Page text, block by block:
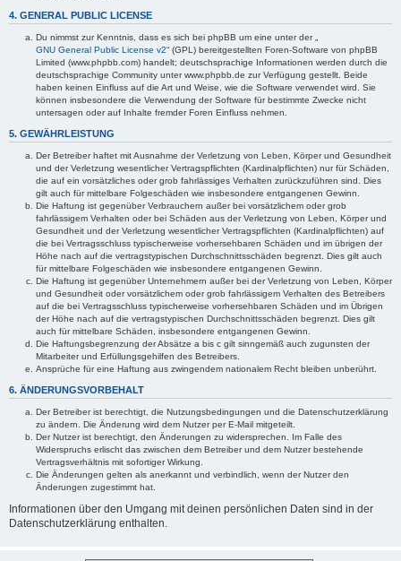
4. GENERAL PUBLIC LICENSE
Du nimmst zur Kenntnis, dass es sich bei phpBB um eine unter der „
GNU General Public License v2“ (GPL) bereitgestellten Foren-Software von phpBB
Limited (www.phpbb.com) handelt; deutschsprachige Informationen werden durch die
deutschsprachige Community unter www.phpbb.de zur Verfügung gestellt. Beide
haben keinen Einfluss auf die Art und Weise, wie die Software verwendet wird. Sie
können insbesondere die Verwendung der Software für bestimmte Zwecke nicht
untersagen oder auf Inhalte fremder Foren Einfluss nehmen.
5. GEWÄHRLEISTUNG
Der Betreiber haftet mit Ausnahme der Verletzung von Leben, Körper und Gesundheit
und der Verletzung wesentlicher Vertragspflichten (Kardinalpflichten) nur für Schäden,
die auf ein vorsätzliches oder grob fahrlässiges Verhalten zurückzuführen sind. Dies
gilt auch für mittelbare Folgeschäden wie insbesondere entgangenen Gewinn.
Die Haftung ist gegenüber Verbrauchern außer bei vorsätzlichem oder grob
fahrlässigem Verhalten oder bei Schäden aus der Verletzung von Leben, Körper und
Gesundheit und der Verletzung wesentlicher Vertragspflichten (Kardinalpflichten) auf
die bei Vertragsschluss typischerweise vorhersehbaren Schäden und im übrigen der
Höhe nach auf die vertragstypischen Durchschnittsschäden begrenzt. Dies gilt auch
für mittelbare Folgeschäden wie insbesondere entgangenen Gewinn.
Die Haftung ist gegenüber Unternehmern außer bei der Verletzung von Leben, Körper
und Gesundheit oder vorsätzlichem oder grob fahrlässigem Verhalten des Betreibers
auf die bei Vertragsschluss typischerweise vorhersehbaren Schäden und im Übrigen
der Höhe nach auf die vertragstypischen Durchschnittsschäden begrenzt. Dies gilt
auch für mittelbare Schäden, insbesondere entgangenen Gewinn.
Die Haftungsbegrenzung der Absätze a bis c gilt sinngemäß auch zugunsten der
Mitarbeiter und Erfüllungsgehilfen des Betreibers.
Ansprüche für eine Haftung aus zwingendem nationalem Recht bleiben unberührt.
6. ÄNDERUNGSVORBEHALT
Der Betreiber ist berechtigt, die Nutzungsbedingungen und die Datenschutzerklärung
zu ändern. Die Änderung wird dem Nutzer per E-Mail mitgeteilt.
Der Nutzer ist berechtigt, den Änderungen zu widersprechen. Im Falle des
Widerspruchs erlischt das zwischen dem Betreiber und dem Nutzer bestehende
Vertragsverhältnis mit sofortiger Wirkung.
Die Änderungen gelten als anerkannt und verbindlich, wenn der Nutzer den
Änderungen zugestimmt hat.
Informationen über den Umgang mit deinen persönlichen Daten sind in der
Datenschutzerklärung enthalten.